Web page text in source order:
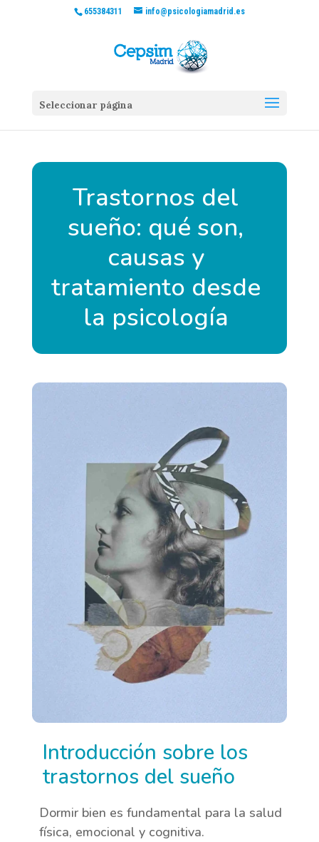
655384311 info@psicologiamadrid.es
Seleccionar página
Trastornos del
sueño: qué son,
causas y
tratamiento desde
la psicología
Introducción sobre los
trastornos del sueño
Dormir bien es fundamental para la salud
física, emocional y cognitiva.